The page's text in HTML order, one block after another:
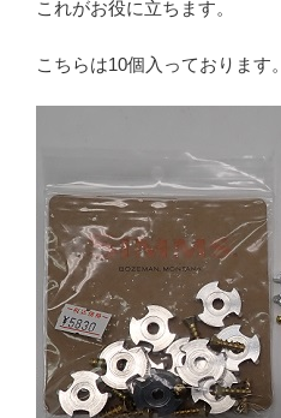
これがお役に立ちます。
こちらは10個入っております。